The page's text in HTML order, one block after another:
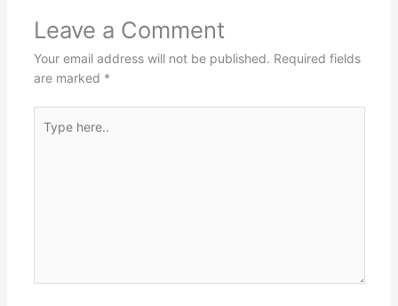
Leave a Comment
Your email address will not be published. Required fields
are marked *
here..